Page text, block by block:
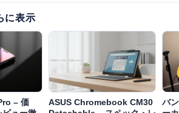
に表示
– 価
ASUS Chromebook CM30
バ